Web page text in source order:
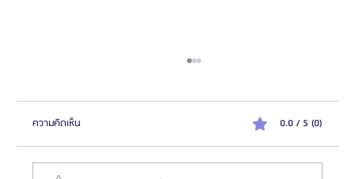
ความคิดเห็น 0.0 / 5 (0)